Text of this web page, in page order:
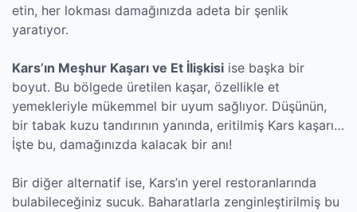
etin, her lokması damağınızda adeta bir şenlik
yaratıyor.
Kars’ın Meşhur Kaşarı ve Et İlişkisi ise başka bir
boyut. Bu bölgede üretilen kaşar, özellikle et
yemekleriyle mükemmel bir uyum sağlıyor. Düşünün,
bir tabak kuzu tandırının yanında, eritilmiş Kars kaşarı…
İşte bu, damağınızda kalacak bir anı!
Bir diğer alternatif ise, Kars’ın yerel restoranlarında
bulabileceğiniz sucuk. Baharatlarla zenginleştirilmiş bu